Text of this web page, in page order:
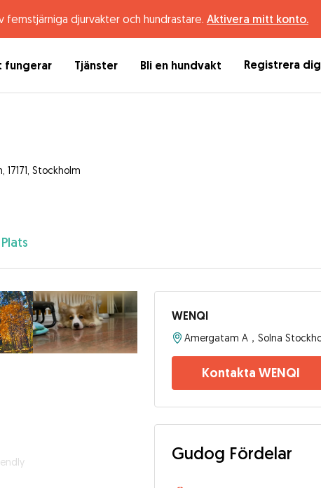
djurvakter och hundrastare. Aktivera mitt konto.
fungerar Tjänster Bli en hundvakt Registrera dig
Stockholm
Plats
WENQI
Kontakta WENQI
Gudog Fördelar